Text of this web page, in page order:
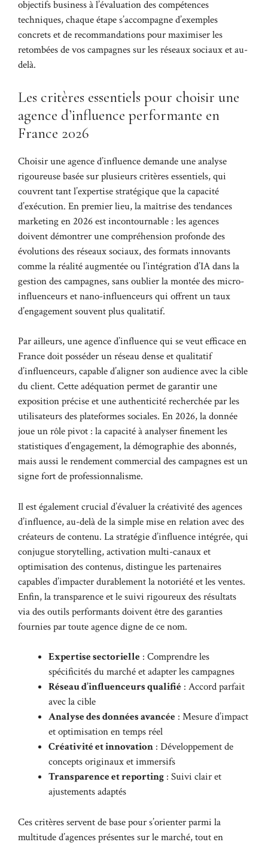
objectifs business à l’évaluation des compétences
techniques, chaque étape s’accompagne d’exemples
concrets et de recommandations pour maximiser les
retombées de vos campagnes sur les réseaux sociaux et au-
delà.
Les critères essentiels pour choisir une
agence d’influence performante en
France 2026
Choisir une agence d’influence demande une analyse
rigoureuse basée sur plusieurs critères essentiels, qui
couvrent tant l’expertise stratégique que la capacité
d’exécution. En premier lieu, la maîtrise des tendances
marketing en 2026 est incontournable : les agences
doivent démontrer une compréhension profonde des
évolutions des réseaux sociaux, des formats innovants
comme la réalité augmentée ou l’intégration d’IA dans la
gestion des campagnes, sans oublier la montée des micro-
influenceurs et nano-influenceurs qui offrent un taux
d’engagement souvent plus qualitatif.
Par ailleurs, une agence d’influence qui se veut efficace en
France doit posséder un réseau dense et qualitatif
d’influenceurs, capable d’aligner son audience avec la cible
du client. Cette adéquation permet de garantir une
exposition précise et une authenticité recherchée par les
utilisateurs des plateformes sociales. En 2026, la donnée
joue un rôle pivot : la capacité à analyser finement les
statistiques d’engagement, la démographie des abonnés,
mais aussi le rendement commercial des campagnes est un
signe fort de professionnalisme.
Il est également crucial d’évaluer la créativité des agences
d’influence, au-delà de la simple mise en relation avec des
créateurs de contenu. La stratégie d’influence intégrée, qui
conjugue storytelling, activation multi-canaux et
optimisation des contenus, distingue les partenaires
capables d’impacter durablement la notoriété et les ventes.
Enfin, la transparence et le suivi rigoureux des résultats
via des outils performants doivent être des garanties
fournies par toute agence digne de ce nom.
Expertise sectorielle : Comprendre les
spécificités du marché et adapter les campagnes
Réseau d’influenceurs qualifié : Accord parfait
avec la cible
Analyse des données avancée : Mesure d’impact
et optimisation en temps réel
Créativité et innovation : Développement de
concepts originaux et immersifs
Transparence et reporting : Suivi clair et
ajustements adaptés
Ces critères servent de base pour s’orienter parmi la
multitude d’agences présentes sur le marché, tout en